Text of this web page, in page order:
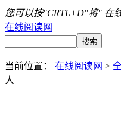
您可以按"CRTL+D"将" 在
在线阅读网
当前位置： 在线阅读网 >
人